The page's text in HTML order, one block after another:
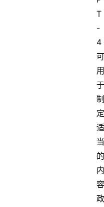
T
-
4
可
用
于
制
定
适
当
的
内
容
政